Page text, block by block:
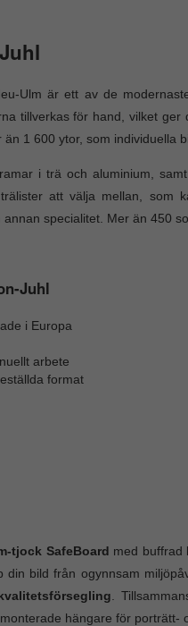
Ulm är ett av de
tillverkas för hand, vilket
1 600 ytor, som individuella
i trä och aluminium,
att välja mellan, som
specialitet. Mer än 450
Juhl
i Europa
arbete
format
tjock SafeBoard med buffrad
din bild från ogynnsam
.
hängare för porträtt-